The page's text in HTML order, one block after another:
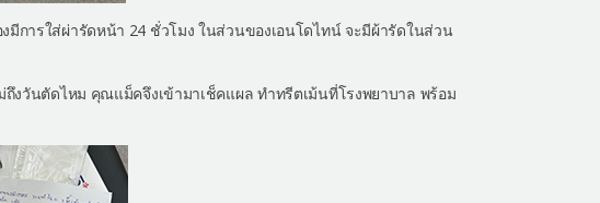
การใส่ผ่ารัดหน้า 24 ชั่วโมง ในส่วนของเอนโดไทน์ จะมีผ้ารัดในส่วน
งวันตัดไหม คุณแม็คจึงเข้ามาเช็คแผล ทำทรีตเม้นที่โรงพยาบาล พร้อม